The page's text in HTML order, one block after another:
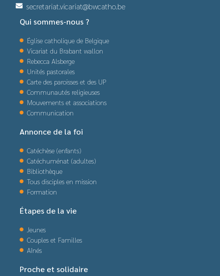
secretariat.vicariat@bwcatho.be
Qui sommes-nous ?
Église catholique de Belgique
Vicariat du Brabant wallon
Rebecca Alsberge
Unités pastorales
Carte des paroisses et des UP
Communautés religieuses
Mouvements et associations
Communication
Annonce de la foi
Catéchèse (enfants)
Catéchuménat (adultes)
Bibliothèque
Tous disciples en mission
Formation
Étapes de la vie
Jeunes
Couples et Familles
Aînés
Proche et solidaire